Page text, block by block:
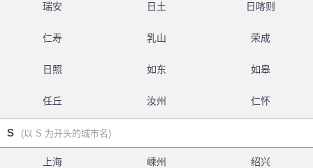
瑞安 日土 日喀则
仁寿 乳山 荣成
日照 如东 如皋
任丘 汝州 仁怀
S (以 S 为开头的城市名)
上海 嵊州 绍兴